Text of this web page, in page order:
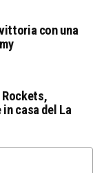
con una
Rockets,
casa del La